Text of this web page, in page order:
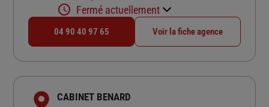
Fermé actuellement
04 90 40 97 65 Voir la fiche agence
CABINET BENARD